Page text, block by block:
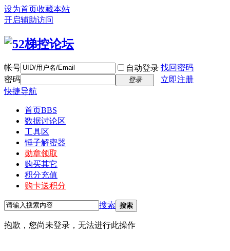
设为首页收藏本站
开启辅助访问
帐号 自动登录 找回密码
密码
登录
立即注册
快捷导航
首页BBS
数据讨论区
工具区
锤子解密器
勋章领取
购买其它
积分充值
购卡送积分
搜索 搜索
抱歉，您尚未登录，无法进行此操作